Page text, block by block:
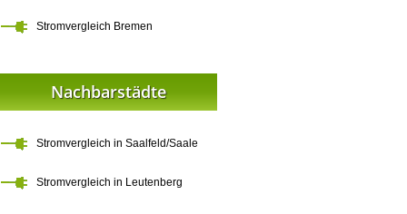
Stromvergleich Bremen
Nachbarstädte
Stromvergleich in Saalfeld/Saale
Stromvergleich in Leutenberg